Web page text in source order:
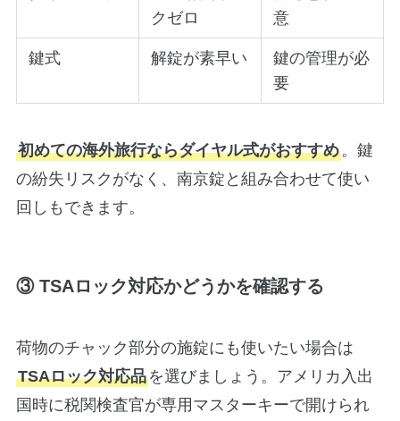
クゼロ
意
鍵式 解錠が素早い
鍵の管理が必
要
初めての海外旅行ならダイヤル式がおすすめ。鍵
の紛失リスクがなく、南京錠と組み合わせて使い
回しもできます。
③ TSAロック対応かどうかを確認する
荷物のチャック部分の施錠にも使いたい場合は
TSAロック対応品を選びましょう。アメリカ入出
国時に税関検査官が専用マスターキーで開けられ